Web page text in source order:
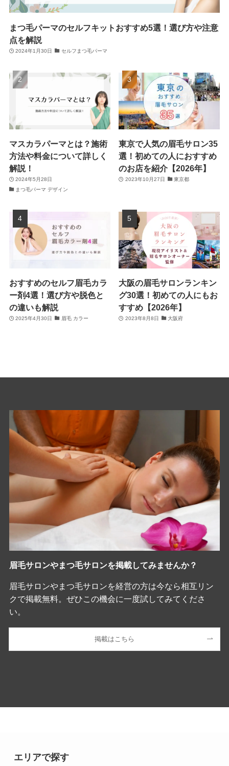
まつ毛パーマのセルフキットおすすめ5選！選び方や注意
点を解説
2024年1月30日 セルフまつ毛パーマ
マスカラパーマとは？施術
方法や料金について詳しく
解説！
2024年5月28日
まつ毛パーマ デザイン
東京で人気の眉毛サロン35
選！初めての人におすすめ
のお店を紹介【2026年】
2023年10月27日 東京都
おすすめのセルフ眉毛カラ
ー剤4選！選び方や脱色と
の違いも解説
2025年4月30日 眉毛 カラー
大阪の眉毛サロンランキン
グ30選！初めての人にもお
すすめ【2026年】
2023年8月8日 大阪府
眉毛サロンやまつ毛サロンを掲載してみませんか？
眉毛サロンやまつ毛サロンを経営の方は今なら相互リン
クで掲載無料。ぜひこの機会に一度試してみてくださ
い。
掲載はこちら
エリアで探す